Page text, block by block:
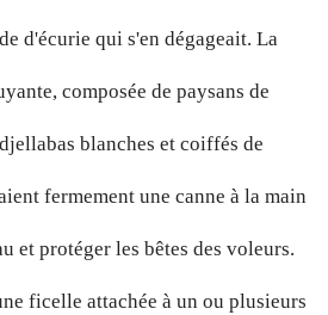
d'écurie qui s'en dégageait. La
composée de paysans de
blanches et coiffés de
fermement une canne à la main
et protéger les bêtes des voleurs.
ficelle attachée à un ou plusieurs